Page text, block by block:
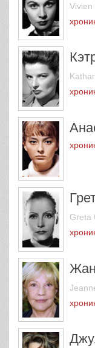
Vivien
Greta